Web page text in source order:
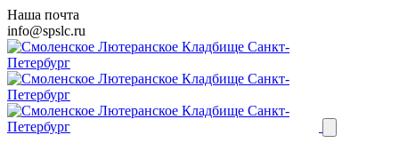
Наша почта
info@spslc.ru